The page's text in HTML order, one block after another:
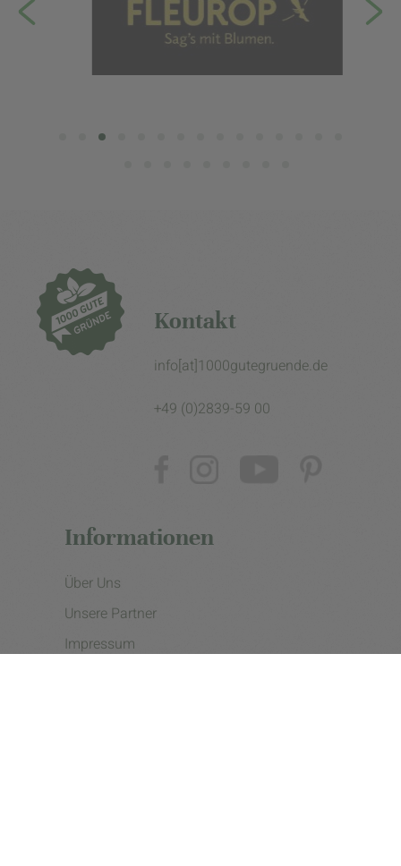
Kontakt
info[at]1000gutegruende.de
+49 (0)2839-59 00
Informationen
Über Uns
Unsere Partner
Impressum